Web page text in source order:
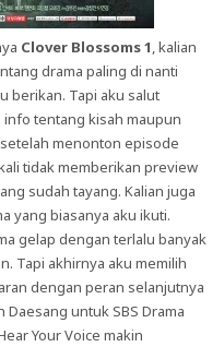
Clover Blossoms 1 , kalian
drama paling di nanti
berikan. Tapi aku salut
tentang kisah maupun
menonton episode
tidak memberikan preview
sudah tayang. Kalian juga
yang biasanya aku ikuti.
gelap dengan terlalu banyak
Tapi akhirnya aku memilih
dengan peran selanjutnya
untuk SBS Drama
Your Voice makin